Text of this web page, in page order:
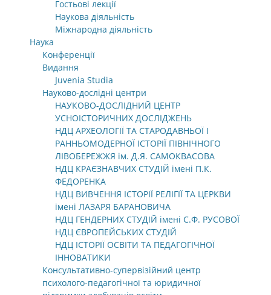
Гостьові лекції
Наукова діяльність
Міжнародна діяльність
Наука
Конференції
Видання
Juvenia Studia
Науково-дослідні центри
НАУКОВО-ДОСЛІДНИЙ ЦЕНТР
УСНОІСТОРИЧНИХ ДОСЛІДЖЕНЬ
НДЦ АРХЕОЛОГІЇ ТА СТАРОДАВНЬОЇ І
РАННЬОМОДЕРНОЇ ІСТОРІЇ ПІВНІЧНОГО
ЛІВОБЕРЕЖЖЯ ім. Д.Я. САМОКВАСОВА
НДЦ КРАЄЗНАВЧИХ СТУДІЙ імені П.К.
ФЕДОРЕНКА
НДЦ ВИВЧЕННЯ ІСТОРІЇ РЕЛІГІЇ ТА ЦЕРКВИ
імені ЛАЗАРЯ БАРАНОВИЧА
НДЦ ГЕНДЕРНИХ СТУДІЙ імені С.Ф. РУСОВОЇ
НДЦ ЄВРОПЕЙСЬКИХ СТУДІЙ
НДЦ ІСТОРІЇ ОСВІТИ ТА ПЕДАГОГІЧНОЇ
ІННОВАТИКИ
Консультативно-супервізійний центр
психолого-педагогічної та юридичної